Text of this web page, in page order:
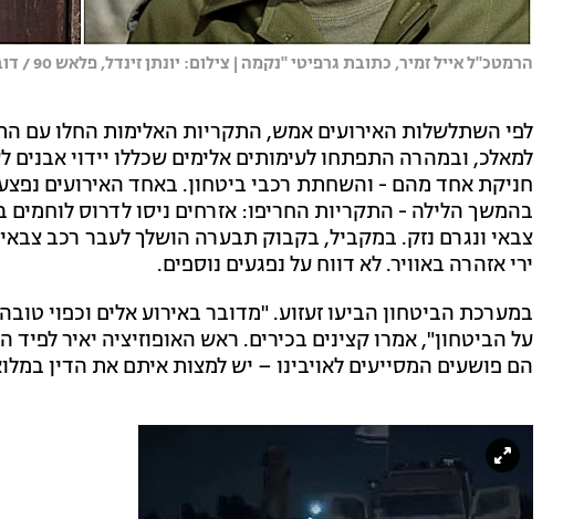
הרמטכ"ל אייל זמיר, כתובת גרפיטי "נקמה | צילום: יונתן זינדל, פלאש 90 / דוברות המשטרה
למאלכ, ובמהרה התפתחו לעימותים אלימים שכללו יידוי
חניקת אחד מהם - והשחתת רכבי ביטחון. באחד האירועים
בהמשך הלילה - התקריות החריפו: אזרחים ניסו לדרוס
צבאי ונגרם נזק. במקביל, בקבוק תבערה הושלך לעבר רכב צבאי
ירי אזהרה באוויר. לא דווח על נפגעים נוספים.
במערכת הביטחון הביעו זעזוע. "מדובר באירוע אלים וכפוי
על הביטחון", אמרו קצינים בכירים. ראש האופוזיציה יאיר לפיד
הם פושעים המסייעים לאויבינו – יש למצות איתם את הדין